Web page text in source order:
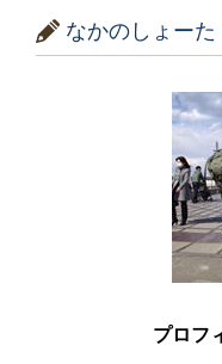
なかのしょーた
プロフ